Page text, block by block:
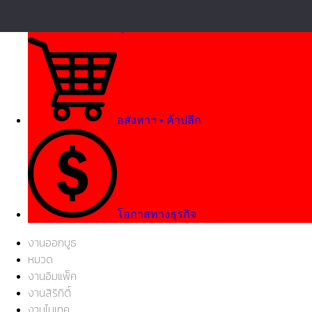
อสังหาฯ • ค้าปลีก
โอกาสทางธุรกิจ
งานออกบูธ
หมวด
งานอิมแพ็ค
งานสิริกิติ์